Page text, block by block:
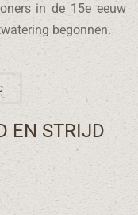
in de 15e eeuw
begonnen.
EN STRIJD